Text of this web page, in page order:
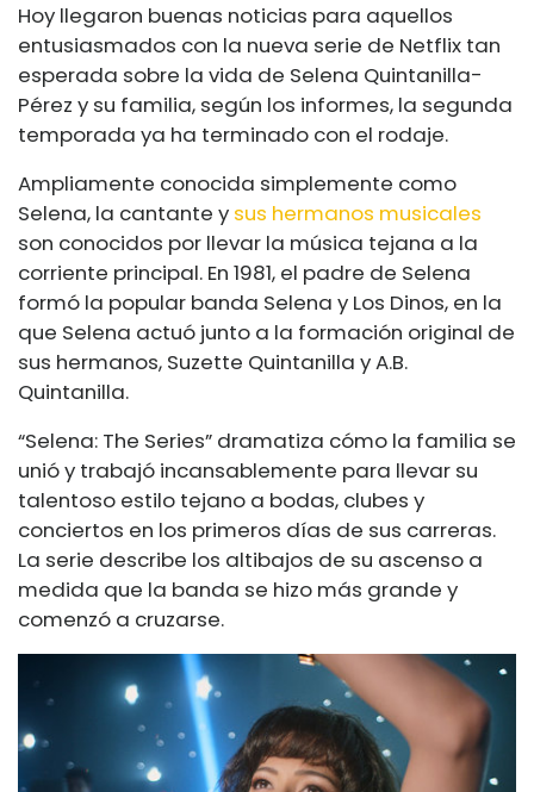
Hoy llegaron buenas noticias para aquellos
entusiasmados con la nueva serie de Netflix tan
esperada sobre la vida de Selena Quintanilla-
Pérez y su familia, según los informes, la segunda
temporada ya ha terminado con el rodaje.
Ampliamente conocida simplemente como
Selena, la cantante y sus hermanos musicales
son conocidos por llevar la música tejana a la
corriente principal. En 1981, el padre de Selena
formó la popular banda Selena y Los Dinos, en la
que Selena actuó junto a la formación original de
sus hermanos, Suzette Quintanilla y A.B.
Quintanilla.
“Selena: The Series” dramatiza cómo la familia se
unió y trabajó incansablemente para llevar su
talentoso estilo tejano a bodas, clubes y
conciertos en los primeros días de sus carreras.
La serie describe los altibajos de su ascenso a
medida que la banda se hizo más grande y
comenzó a cruzarse.